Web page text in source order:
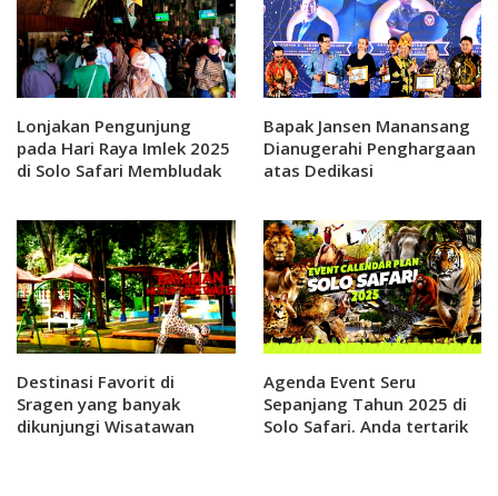
Lonjakan Pengunjung
pada Hari Raya Imlek 2025
di Solo Safari Membludak
Bapak Jansen Manansang
Dianugerahi Penghargaan
atas Dedikasi
Hewan Indonesia (PDHI)
Sebagai Kado ke 11
Destinasi Favorit di
Sragen yang banyak
dikunjungi Wisatawan
Agenda Event Seru
Sepanjang Tahun 2025 di
Solo Safari. Anda tertarik